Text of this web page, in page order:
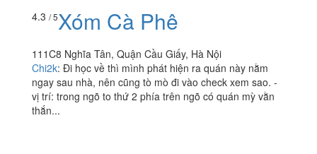
4.3 / 5Xóm Cà Phê
111C8 Nghĩa Tân, Quận Cầu Giấy, Hà Nội
Chi2k: Đi học về thì mình phát hiện ra quán này nằm
ngay sau nhà, nên cũng tò mò đi vào check xem sao. -
vị trí: trong ngõ to thứ 2 phía trên ngõ có quán mỳ vằn
thắn...